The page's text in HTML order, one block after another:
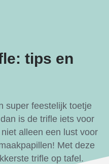
tips en
super feestelijk toetje
is de trifle iets voor
alleen een lust voor
Met deze
trifle op tafel.